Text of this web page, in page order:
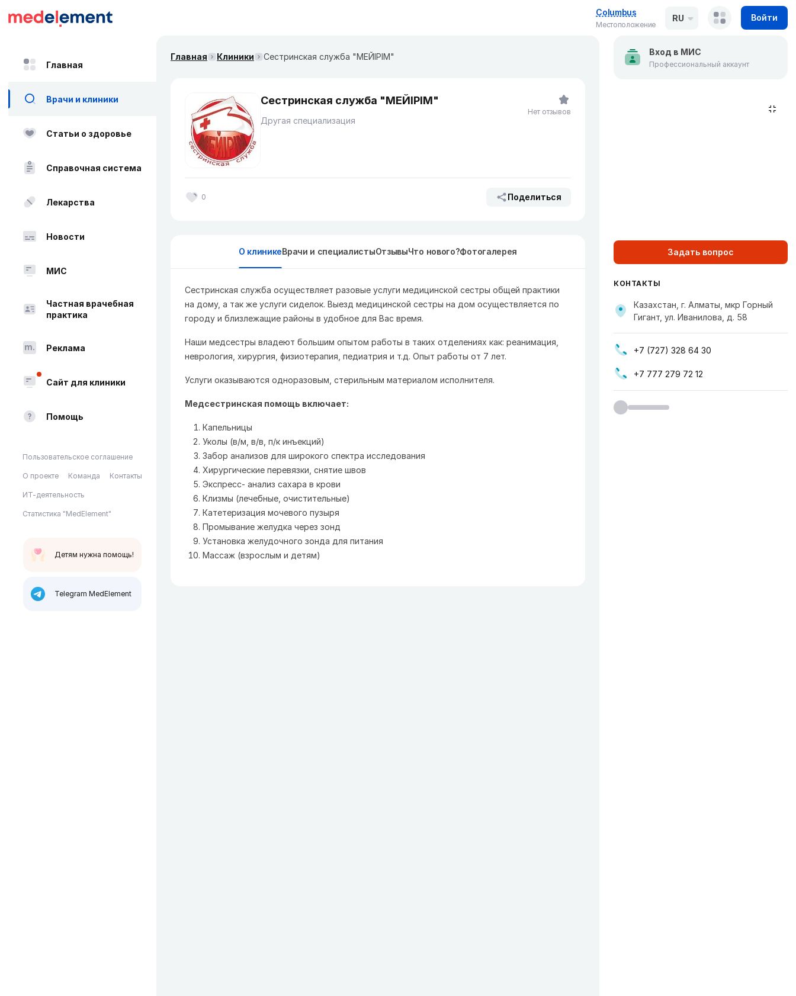
Columbus
Местоположение
RU Войти
Главная
Врачи и клиники
Статьи о здоровье
Справочная система
Лекарства
Новости
МИС
Частная врачебная
практика
Реклама
Сайт для клиники
Помощь
Пользовательское соглашение
О проекте Команда Контакты
ИТ-деятельность
Статистика "MedElement"
Детям нужна помощь!
Telegram MedElement
Главная Клиники Сестринская служба "МЕЙІРІМ"
Сестринская служба "МЕЙІРІМ"
Другая специализация
0 Поделиться
Нет отзывов
О клиникеВрачи и специалистыОтзывыЧто нового?Фотогалерея
Сестринская служба осуществляет разовые услуги медицинской сестры общей практики
на дому, а так же услуги сиделок. Выезд медицинской сестры на дом осуществляется по
городу и близлежащие районы в удобное для Вас время.
Наши медсестры владеют большим опытом работы в таких отделениях как: реанимация,
неврология, хирургия, физиотерапия, педиатрия и т.д. Опыт работы от 7 лет.
Услуги оказываются одноразовым, стерильным материалом исполнителя.
Медсестринская помощь включает:
Капельницы
Уколы (в/м, в/в, п/к инъекций)
Забор анализов для широкого спектра исследования
Хирургические перевязки, снятие швов
Экспресс- анализ сахара в крови
Клизмы (лечебные, очистительные)
Катетеризация мочевого пузыря
Промывание желудка через зонд
Установка желудочного зонда для питания
Массаж (взрослым и детям)
Вход в МИС
Профессиональный аккаунт
Задать вопрос
КОНТАКТЫ
Казахстан, г. Алматы, мкр Горный
Гигант, ул. Иванилова, д. 58
+7 (727) 328 64 30
+7 777 279 72 12